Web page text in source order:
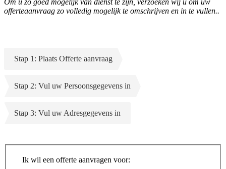
offerteaanvraag zo volledig mogelijk te omschrijven en in te vullen..
Stap 1: Plaats Offerte aanvraag
Stap 2: Vul uw Persoonsgegevens in
Stap 3: Vul uw Adresgegevens in
Ik wil een offerte aanvragen voor: